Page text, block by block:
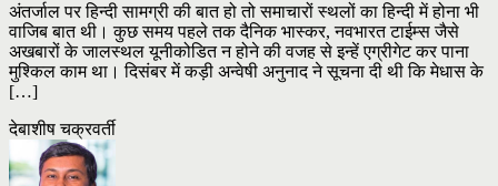
अंतर्जाल पर हिन्दी सामग्री की बात हो तो समाचारों स्थलों का हिन्दी में होना भी
वाजिब बात थी। कुछ समय पहले तक दैनिक भास्कर, नवभारत टाईम्स जैसे
अखबारों के जालस्थल यूनीकोडित न होने की वजह से इन्हें एग्रीगेट कर पाना
मुश्किल काम था। दिसंबर में कड़ी अन्वेषी अनुनाद ने सूचना दी थी कि मेधास के
[…]
देबाशीष चक्रवर्ती